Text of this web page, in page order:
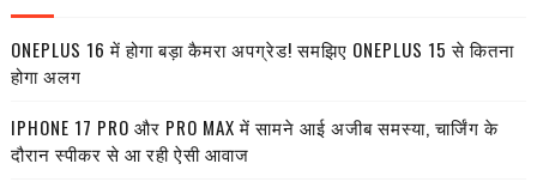
ONEPLUS 16 में होगा बड़ा कैमरा अपग्रेड! समझिए ONEPLUS 15 से कितना
होगा अलग
IPHONE 17 PRO और PRO MAX में सामने आई अजीब समस्या, चार्जिंग के
दौरान स्पीकर से आ रही ऐसी आवाज